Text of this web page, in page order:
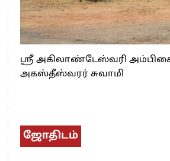
ஸ்ரீ அகிலாண்டேஸ்வரி
அகஸ்தீஸ்வரர் சுவாமி
ஜோதிடம்